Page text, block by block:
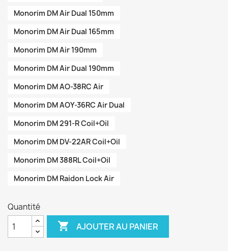
Monorim DM Air Dual 150mm
Monorim DM Air Dual 165mm
Monorim DM Air 190mm
Monorim DM Air Dual 190mm
Monorim DM AO-38RC Air
Monorim DM AOY-36RC Air Dual
Monorim DM 291-R Coil+Oil
Monorim DM DV-22AR Coil+Oil
Monorim DM 388RL Coil+Oil
Monorim DM Raidon Lock Air
Quantité
 AJOUTER AU PANIER